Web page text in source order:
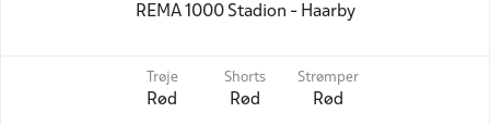
REMA 1000 Stadion - Haarby
Trøje
Rød
Shorts
Rød
Strømper
Rød